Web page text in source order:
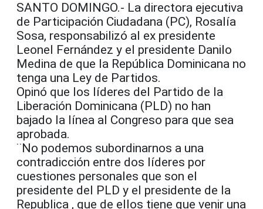
SANTO DOMINGO.- La directora ejecutiva
de Participación Ciudadana (PC), Rosalía
Sosa, responsabilizó al ex presidente
Leonel Fernández y el presidente Danilo
Medina de que la República Dominicana no
tenga una Ley de Partidos.
Opinó que los líderes del Partido de la
Liberación Dominicana (PLD) no han
bajado la línea al Congreso para que sea
aprobada.
¨No podemos subordinarnos a una
contradicción entre dos líderes por
cuestiones personales que son el
presidente del PLD y el presidente de la
Republica , que de ellos tiene que venir una